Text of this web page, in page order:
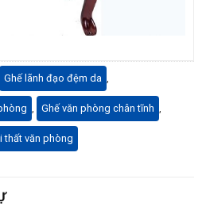
Ghế lãnh đạo đệm da
Ghế văn phòng chân tĩnh
thất văn phòng